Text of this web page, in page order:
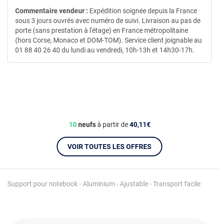
Support pour notebook - Aluminium - Ajustable - Transport facile
10neufsà partir de40,11€
VOIR TOUTES LES OFFRES
Commentaire vendeur : Expédition soignée depuis la France
sous 3 jours ouvrés avec numéro de suivi. Livraison au pas de
porte (sans prestation à l'étage) en France métropolitaine
(hors Corse, Monaco et DOM-TOM). Service client joignable au
01 88 40 26 40 du lundi au vendredi, 10h-13h et 14h30-17h.